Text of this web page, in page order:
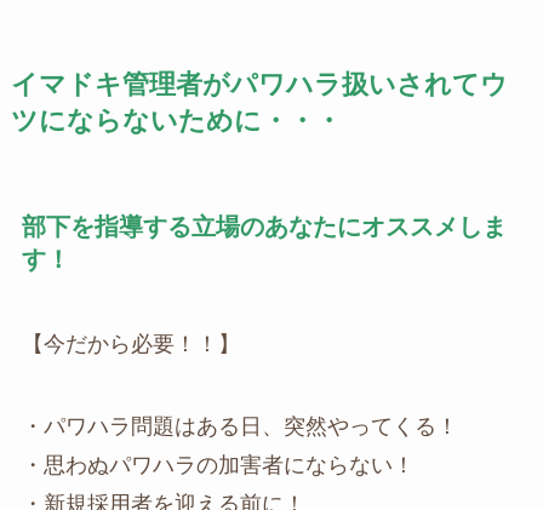
イマドキ管理者がパワハラ扱いされてウ
ツにならないために・・・
部下を指導する立場のあなたにオススメしま
す！
【今だから必要！！】
・パワハラ問題はある日、突然やってくる！
・思わぬパワハラの加害者にならない！
・新規採用者を迎える前に！